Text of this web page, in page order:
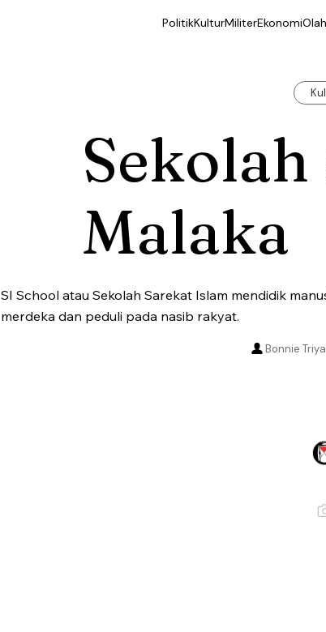
PolitikKulturMiliterEkonomi
Sekolah
Malaka
SI School atau Sekolah Sarekat Islam mendidik
merdeka dan peduli pada nasib rakyat.
Bonnie